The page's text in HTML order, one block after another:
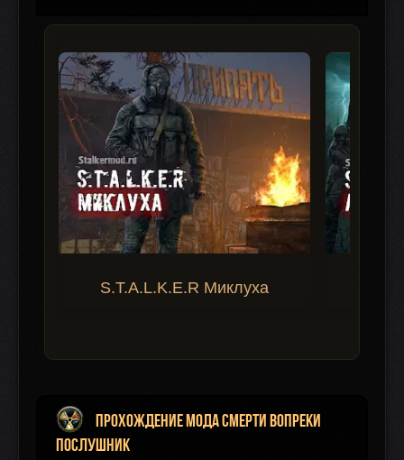
S.T.A.L.K.E.R Миклуха
Прохождение мода Смерти Вопреки
Послушник